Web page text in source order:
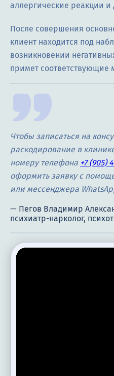
аллергические реакции и
После совершения
клиент находится под
возникновении
примет соответствующие
Чтобы записаться на
раскодирование в
номеру телефона +7 (905)
оформить заявку с
или мессенджера